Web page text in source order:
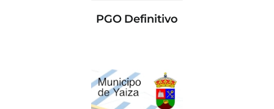
PGO Definitivo